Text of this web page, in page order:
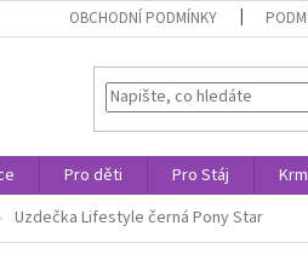
OBCHODNÍ PODMÍNKY
Pro děti Pro Stáj
Uzdečka Lifestyle černá Pony Star